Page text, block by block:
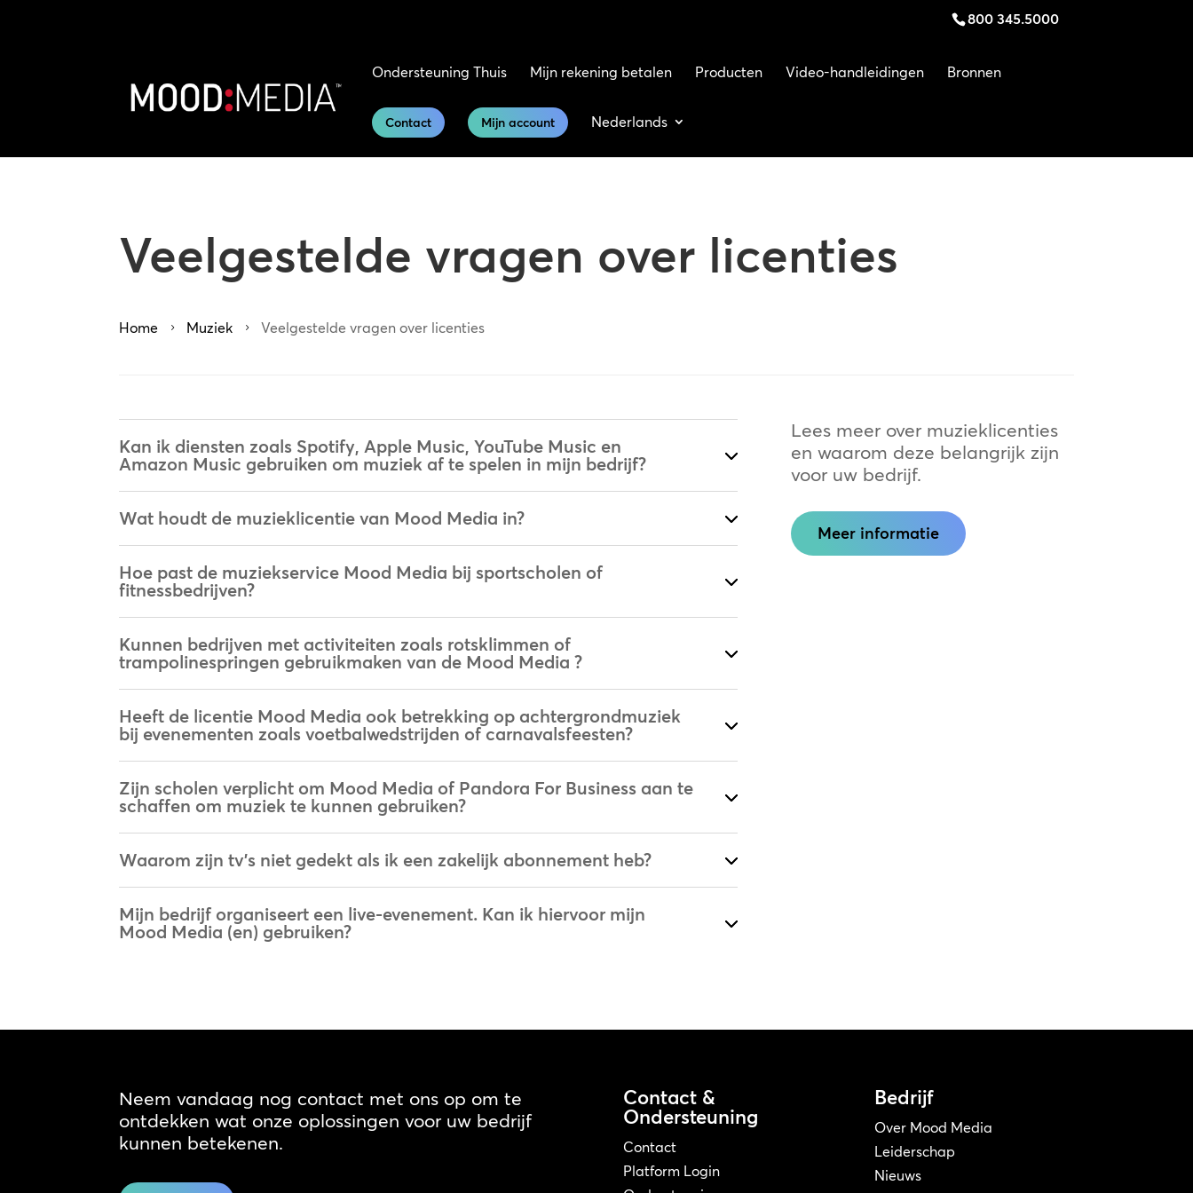
800 345.5000
Ondersteuning Thuis Mijn rekening betalen Producten Video-handleidingen Bronnen
Contact Mijn account Nederlands
Veelgestelde vragen over licenties
Home 5 Muziek 5 Veelgestelde vragen over licenties
Kan ik diensten zoals Spotify, Apple Music, YouTube Music en
Amazon Music gebruiken om muziek af te spelen in mijn bedrijf?
Wat houdt de muzieklicentie van Mood Media in?
Hoe past de muziekservice Mood Media bij sportscholen of
fitnessbedrijven?
Kunnen bedrijven met activiteiten zoals rotsklimmen of
trampolinespringen gebruikmaken van de Mood Media ?
Heeft de licentie Mood Media ook betrekking op achtergrondmuziek
bij evenementen zoals voetbalwedstrijden of carnavalsfeesten?
Zijn scholen verplicht om Mood Media of Pandora For Business aan te
schaffen om muziek te kunnen gebruiken?
Waarom zijn tv's niet gedekt als ik een zakelijk abonnement heb?
Mijn bedrijf organiseert een live-evenement. Kan ik hiervoor mijn
Mood Media (en) gebruiken?
Lees meer over muzieklicenties
en waarom deze belangrijk zijn
voor uw bedrijf.
Meer informatie
Neem vandaag nog contact met ons op om te
ontdekken wat onze oplossingen voor uw bedrijf
kunnen betekenen.
Contact &
Ondersteuning
Contact
Platform Login
Bedrijf
Over Mood Media
Leiderschap
Nieuws